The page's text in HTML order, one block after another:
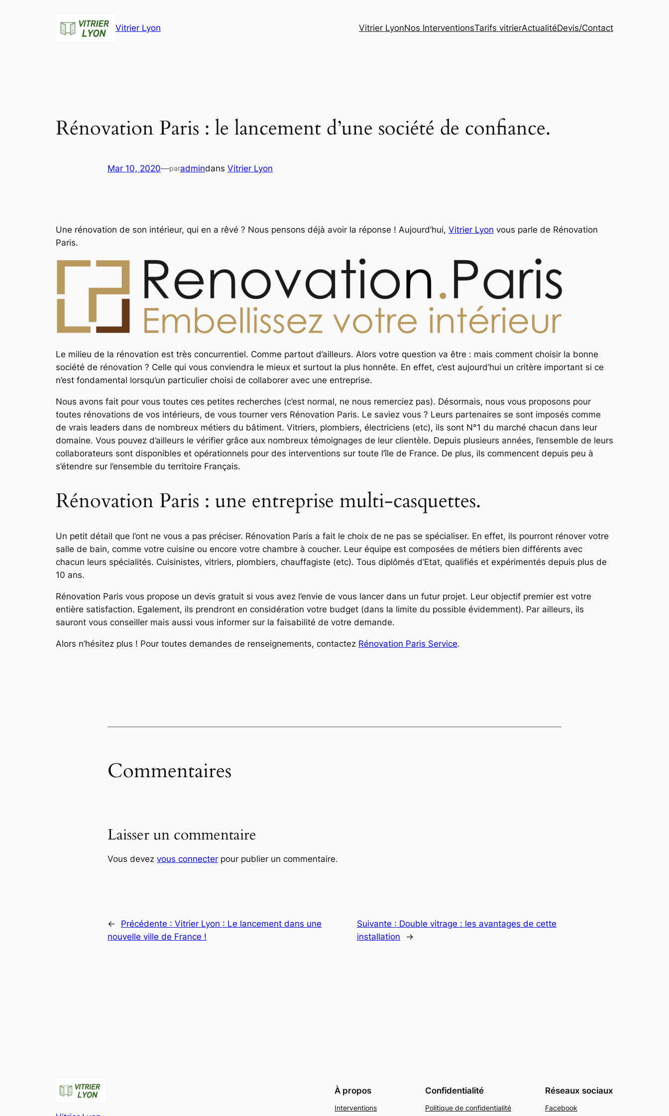
Vitrier Lyon Vitrier LyonNos InterventionsTarifs vitrierActualitéDevis/Contact
Rénovation Paris : le lancement d’une société de confiance.
Mar 10, 2020—paradmindans Vitrier Lyon
Une rénovation de son intérieur, qui en a rêvé ? Nous pensons déjà avoir la réponse ! Aujourd’hui, Vitrier Lyon vous parle de Rénovation
Paris.
Le milieu de la rénovation est très concurrentiel. Comme partout d’ailleurs. Alors votre question va être : mais comment choisir la bonne
société de rénovation ? Celle qui vous conviendra le mieux et surtout la plus honnête. En effet, c’est aujourd’hui un critère important si ce
n’est fondamental lorsqu’un particulier choisi de collaborer avec une entreprise.
Nous avons fait pour vous toutes ces petites recherches (c’est normal, ne nous remerciez pas). Désormais, nous vous proposons pour
toutes rénovations de vos intérieurs, de vous tourner vers Rénovation Paris. Le saviez vous ? Leurs partenaires se sont imposés comme
de vrais leaders dans de nombreux métiers du bâtiment. Vitriers, plombiers, électriciens (etc), ils sont N°1 du marché chacun dans leur
domaine. Vous pouvez d’ailleurs le vérifier grâce aux nombreux témoignages de leur clientèle. Depuis plusieurs années, l’ensemble de leurs
collaborateurs sont disponibles et opérationnels pour des interventions sur toute l’île de France. De plus, ils commencent depuis peu à
s’étendre sur l’ensemble du territoire Français.
Rénovation Paris : une entreprise multi-casquettes.
Un petit détail que l’ont ne vous a pas préciser. Rénovation Paris a fait le choix de ne pas se spécialiser. En effet, ils pourront rénover votre
salle de bain, comme votre cuisine ou encore votre chambre à coucher. Leur équipe est composées de métiers bien différents avec
chacun leurs spécialités. Cuisinistes, vitriers, plombiers, chauffagiste (etc). Tous diplômés d’Etat, qualifiés et expérimentés depuis plus de
10 ans.
Rénovation Paris vous propose un devis gratuit si vous avez l’envie de vous lancer dans un futur projet. Leur objectif premier est votre
entière satisfaction. Egalement, ils prendront en considération votre budget (dans la limite du possible évidemment). Par ailleurs, ils
sauront vous conseiller mais aussi vous informer sur la faisabilité de votre demande.
Alors n’hésitez plus ! Pour toutes demandes de renseignements, contactez Rénovation Paris Service.
Commentaires
Laisser un commentaire
Vous devez vous connecter pour publier un commentaire.
← Précédente : Vitrier Lyon : Le lancement dans une
nouvelle ville de France !
Suivante : Double vitrage : les avantages de cette
installation
→
À propos
Interventions
Confidentialité
Politique de confidentialité
Réseaux sociaux
Facebook